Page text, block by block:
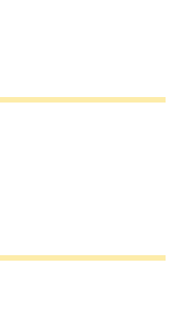
Chocolatier